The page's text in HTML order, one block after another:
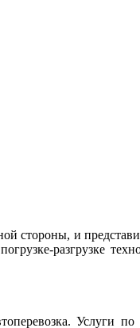
стороны, и
разгрузке
Услуги